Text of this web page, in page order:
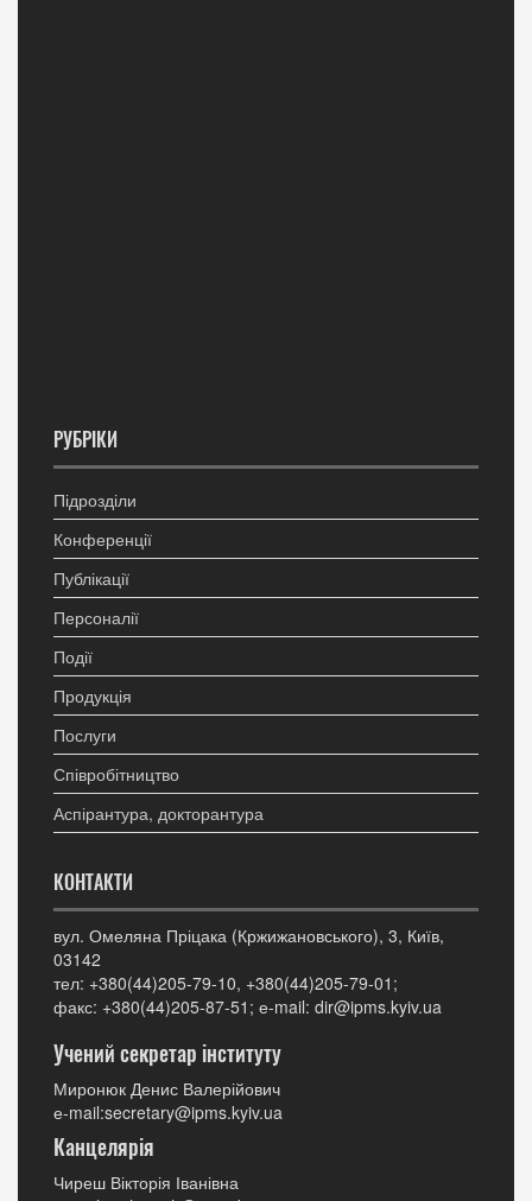
РУБРІКИ
Підрозділи
Конференції
Публікації
Персоналії
Події
Продукція
Послуги
Співробітництво
Аспірантура, докторантура
КОНТАКТИ
вул. Омеляна Пріцака (Кржижановського), 3, Київ,
03142
тел: +380(44)205-79-10, +380(44)205-79-01;
факс: +380(44)205-87-51; е-mail: dir@ipms.kyiv.ua
Учений секретар інституту
Миронюк Денис Валерійович
е-mail:secretary@ipms.kyiv.ua
Канцелярія
Чиреш Вікторія Іванівна